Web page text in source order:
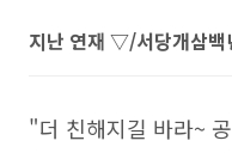
지난 연재 ▽/서당개삼백
"더 친해지길 바라~